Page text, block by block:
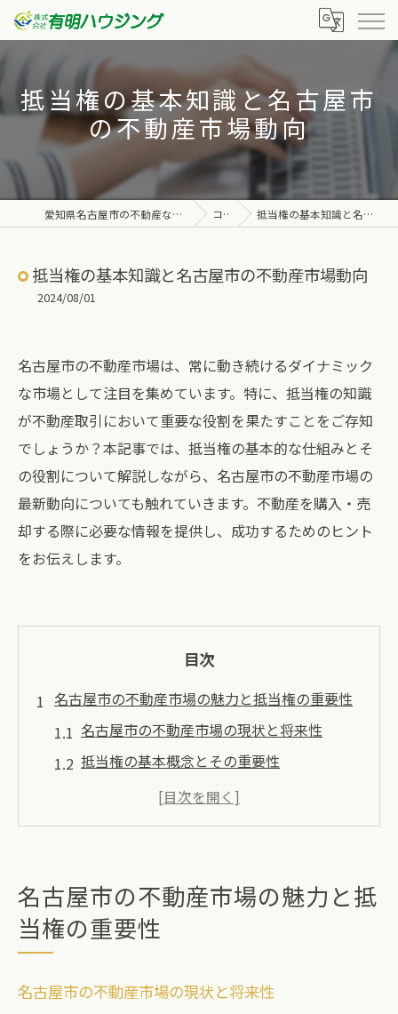
抵当権の基本知識と名古屋市
の不動産市場動向
愛知県名古屋市の不動産なら株式会社有明ハウジング コラム 抵当権の基本知識と名古屋市の不動産市場動向
抵当権の基本知識と名古屋市の不動産市場動向
2024/08/01
名古屋市の不動産市場は、常に動き続けるダイナミック
な市場として注目を集めています。特に、抵当権の知識
が不動産取引において重要な役割を果たすことをご存知
でしょうか？本記事では、抵当権の基本的な仕組みとそ
の役割について解説しながら、名古屋市の不動産市場の
最新動向についても触れていきます。不動産を購入・売
却する際に必要な情報を提供し、成功するためのヒント
をお伝えします。
目次
名古屋市の不動産市場の魅力と抵当権の重要性
名古屋市の不動産市場の現状と将来性
抵当権の基本概念とその重要性
名古屋市での不動産投資の魅力
抵当権が名古屋市の不動産市場に与える影
抵当権設定のメリットとリスク
名古屋市の不動産市場での抵当権の利用方
法
抵当権とは？その定義と役割
名古屋市の不動産市場の魅力と抵
当権の重要性
名古屋市の不動産市場の現状と将来性